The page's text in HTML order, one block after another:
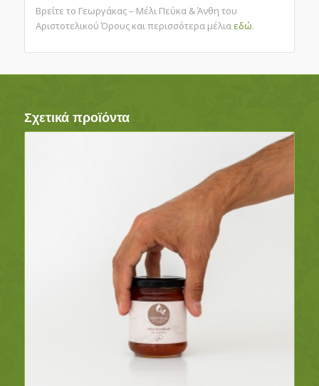
Βρείτε το Γεωργάκας – Μέλι Πεύκα & Άνθη του
Αριστοτελικού Όρους και περισσότερα μέλια εδώ.
Σχετικά προϊόντα